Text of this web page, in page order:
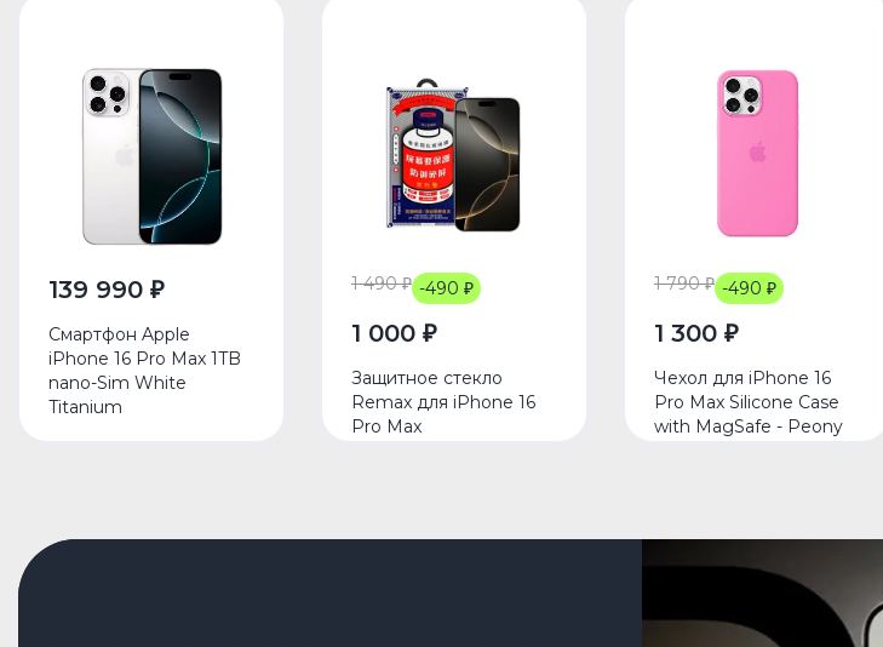
139 990 ₽
Смартфон Apple
iPhone 16 Pro Max 1TB
nano-Sim White
Titanium
1 490 ₽ -490 ₽
1 000 ₽
Защитное стекло
Remax для iPhone 16
Pro Max
1 790 ₽ -490 ₽
1 300 ₽
Чехол для iPhone 16
Pro Max Silicone Case
with MagSafe - Peony